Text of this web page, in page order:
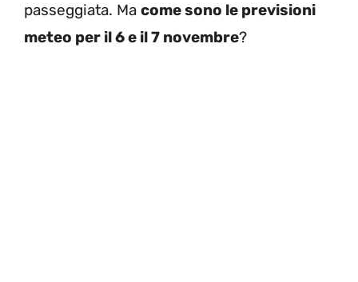
passeggiata. Ma come sono le previsioni
meteo per il 6 e il 7 novembre?